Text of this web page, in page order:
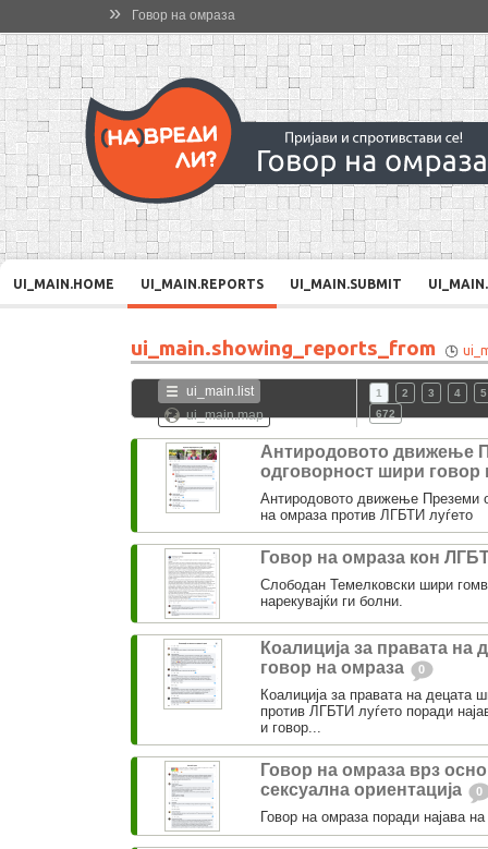
» Говор на омраза
UI_MAIN.HOME UI_MAIN.REPORTS UI_MAIN.SUBMIT
ui_main.showing_reports_from
ui_main.list
ui_main.map
1 2 3 4
5
672
Антиродовото движење
одговорност шири говор
Антиродовото движење Преземи
на омраза против ЛГБТИ луѓето
Говор на омраза кон
Слободан Темелковски шири
нарекувајќи ги болни.
Коалиција за правата на
говор на омраза
0
Коалиција за правата на децата
против ЛГБТИ луѓето поради
и говор...
Говор на омраза врз
сексуална ориентација
0
Говор на омраза поради најава